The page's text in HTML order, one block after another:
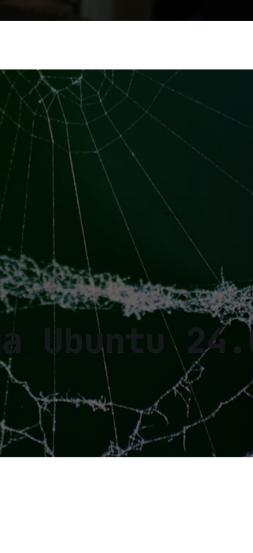
Ubuntu